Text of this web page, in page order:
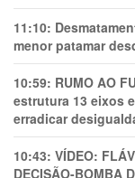
11:10:
menor patamar
10:59: RUMO AO
estrutura 13 eixos
erradicar
10:43: VÍDEO:
DECISÃO-BOMBA